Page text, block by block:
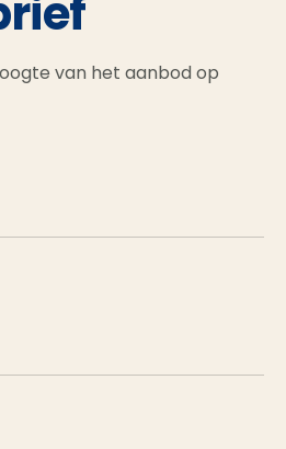
van het aanbod op